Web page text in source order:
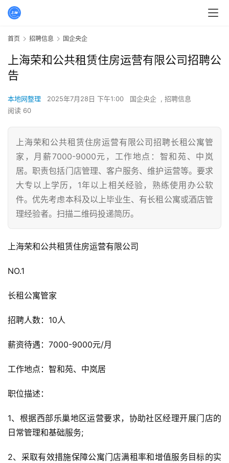
首页 招聘信息 国企央企
上海荣和公共租赁住房运营有限公司招聘公
告
本地网整理 2025年7月28日 下午1:00 国企央企 , 招聘信息
阅读 60
上海荣和公共租赁住房运营有限公司招聘长租公寓管
家，月薪7000-9000元，工作地点：智和苑、中岚
居。职责包括门店管理、客户服务、维护运营等。要求
大专以上学历，1年以上相关经验，熟练使用办公软
件。优先考虑本科及以上毕业生、有长租公寓或酒店管
理经验者。扫描二维码投递简历。
上海荣和公共租赁住房运营有限公司
NO.1
长租公寓管家
招聘人数：10人
薪资待遇：7000-9000元/月
工作地点：智和苑、中岚居
职位描述：
1、根据西部乐巢地区运营要求，协助社区经理开展门店的
日常管理和基础服务;
2、采取有效措施保障公寓门店满租率和增值服务目标的实